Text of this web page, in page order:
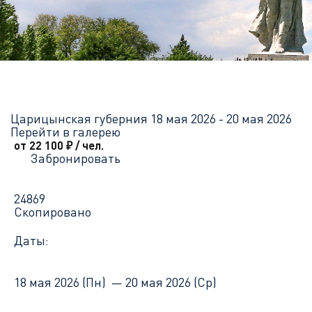
Царицынская губерния 18 мая 2026 - 20 мая 2026
Перейти в галерею
от 22 100 ₽/ чел.
Забронировать
24869
Скопировано
Даты:
18 мая 2026 (Пн) — 20 мая 2026 (Ср)